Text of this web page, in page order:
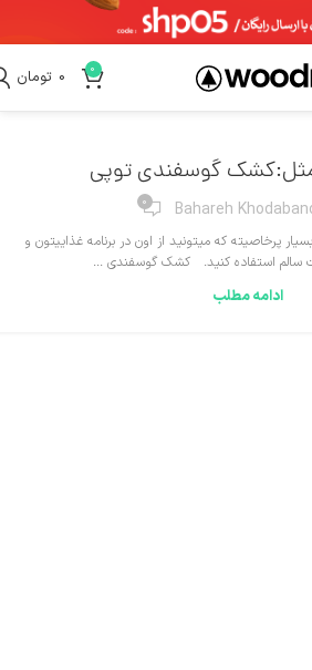
0 تومان 0
گوسفندی توپی
Bahareh
0
که میتونید از اون در برنامه غذاییتون و
سالم استفاده کنید. کشک گوسفندی ...
ادامه مطلب